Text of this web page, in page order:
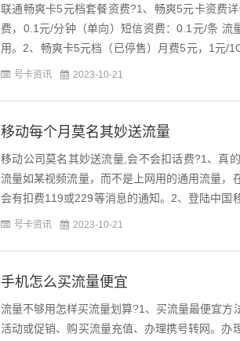
联通畅爽卡5元档套餐资费?1、畅爽5元卡资费
费，0.1元/分钟（单向）短信资费：0.1元/条 流
用。2、畅爽卡5元档（已停售）月费5元，1元/
当日有效），0.1元...
号卡资讯 2023-10-21
移动每个月莫名其妙送流量
移动公司莫名其妙送流量,会不会扣话费?1、真
流量如某视频流量，而不是上网用的通用流量，
会有扣费119或229等消息的通知。2、登陆中国
您的账户收费明细。也可以就近到移动自有营业厅
号卡资讯 2023-10-21
手机怎么买流量便宜
流量不够用怎样买流量划算?1、买流量最便宜
活动或促销、购买流量充值、办理携号转网。办